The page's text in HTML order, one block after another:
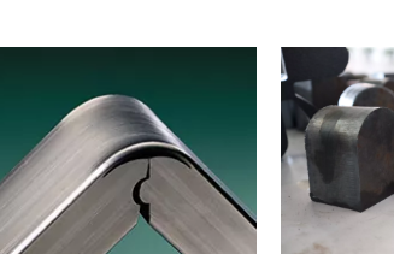
tuyauxDans le monde en évolution rapide